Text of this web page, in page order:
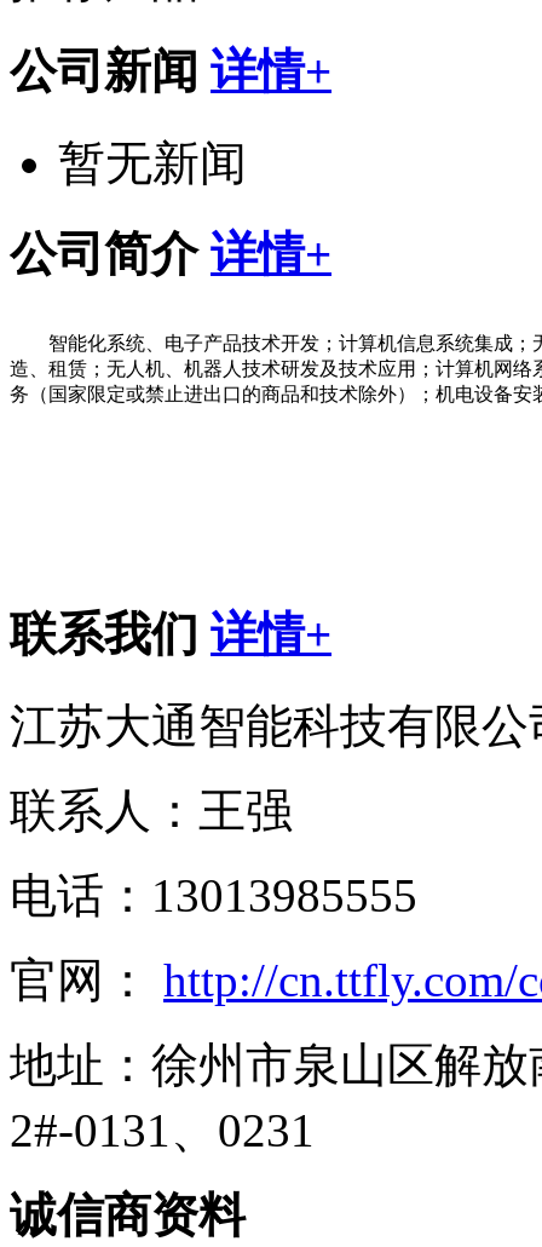
公司新闻 详情+
暂无新闻
公司简介 详情+
智能化系统、电子产品技术开发；计算机信息系统集成
造、租赁；无人机、机器人技术研发及技术应用；计算机网
务（国家限定或禁止进出口的商品和技术除外）；机电设备安
联系我们 详情+
江苏大通智能科技有限公
联系人：王强
电话：13013985555
官网： http://cn.ttfly.com/
地址：徐州市泉山区解
2#-0131、0231
诚信商资料